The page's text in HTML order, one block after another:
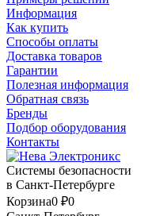
Информация
Как купить
Способы оплаты
Доставка товаров
Гарантии
Полезная информация
Обратная связь
Бренды
Подбор оборудования
Контакты
Системы безопасности
в Санкт-Петербурге
Корзина0 ₽0